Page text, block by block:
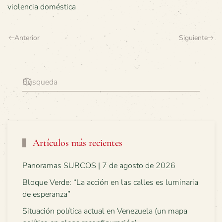
violencia doméstica
Anterior Siguiente
Artículos más recientes
Panoramas SURCOS | 7 de agosto de 2026
Bloque Verde: “La acción en las calles es luminaria
de esperanza”
Situación política actual en Venezuela (un mapa